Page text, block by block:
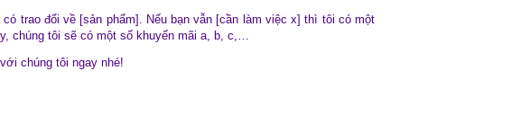
trao đổi về [sản phẩm]. Nếu bạn vẫn [cần làm việc x] thì tôi có một
chúng tôi sẽ có một số khuyến mãi a, b, c,…
chúng tôi ngay nhé!